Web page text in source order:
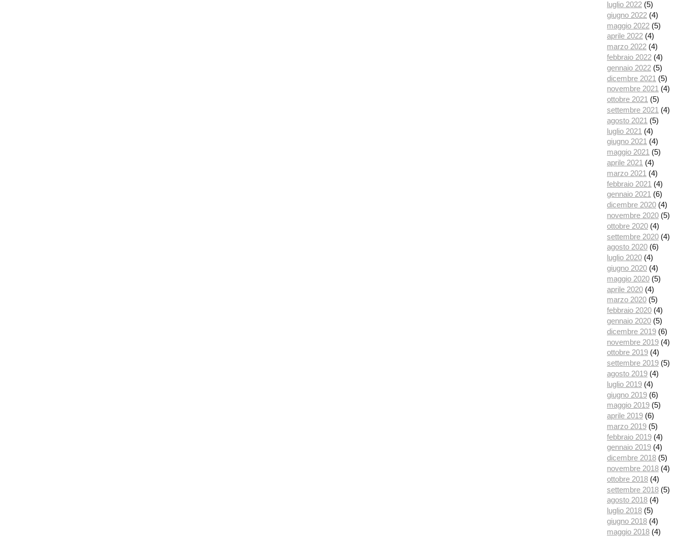
luglio 2022 (5)
giugno 2022 (4)
maggio 2022 (5)
aprile 2022 (4)
marzo 2022 (4)
febbraio 2022 (4)
gennaio 2022 (5)
dicembre 2021 (5)
novembre 2021 (4)
ottobre 2021 (5)
settembre 2021 (4)
agosto 2021 (5)
luglio 2021 (4)
giugno 2021 (4)
maggio 2021 (5)
aprile 2021 (4)
marzo 2021 (4)
febbraio 2021 (4)
gennaio 2021 (6)
dicembre 2020 (4)
novembre 2020 (5)
ottobre 2020 (4)
settembre 2020 (4)
agosto 2020 (6)
luglio 2020 (4)
giugno 2020 (4)
maggio 2020 (5)
aprile 2020 (4)
marzo 2020 (5)
febbraio 2020 (4)
gennaio 2020 (5)
dicembre 2019 (6)
novembre 2019 (4)
ottobre 2019 (4)
settembre 2019 (5)
agosto 2019 (4)
luglio 2019 (4)
giugno 2019 (6)
maggio 2019 (5)
aprile 2019 (6)
marzo 2019 (5)
febbraio 2019 (4)
gennaio 2019 (4)
dicembre 2018 (5)
novembre 2018 (4)
ottobre 2018 (4)
settembre 2018 (5)
agosto 2018 (4)
luglio 2018 (5)
giugno 2018 (4)
maggio 2018 (4)